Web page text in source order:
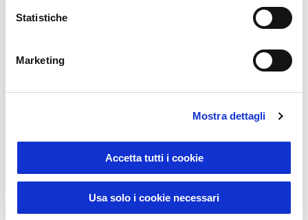
Statistiche
Marketing
Mostra dettagli
Accetta tutti i cookie
Usa solo i cookie necessari
You might also be interested in
Sustainable Living